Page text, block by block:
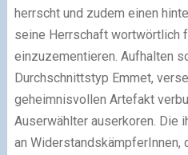
herrscht und zudem einen
seine Herrschaft wortwörtlich
einzuzementieren. Aufhalten
Durchschnittstyp Emmet,
geheimnisvollen Artefakt
Auserwählter auserkoren. Die
an